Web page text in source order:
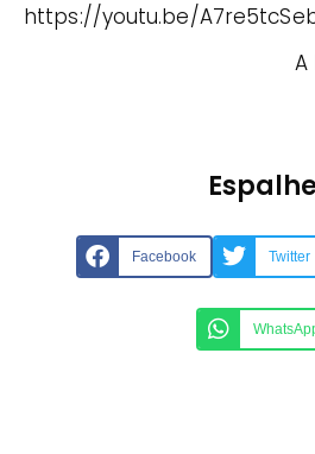
https://youtu.be/
Facebook Twitter